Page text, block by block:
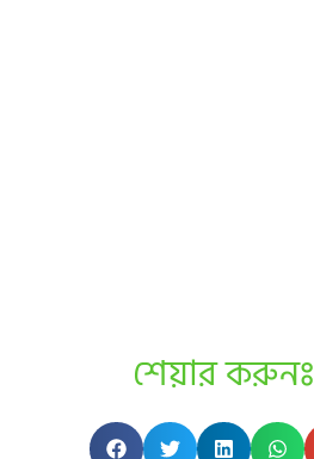
শেয়ার করুনঃ